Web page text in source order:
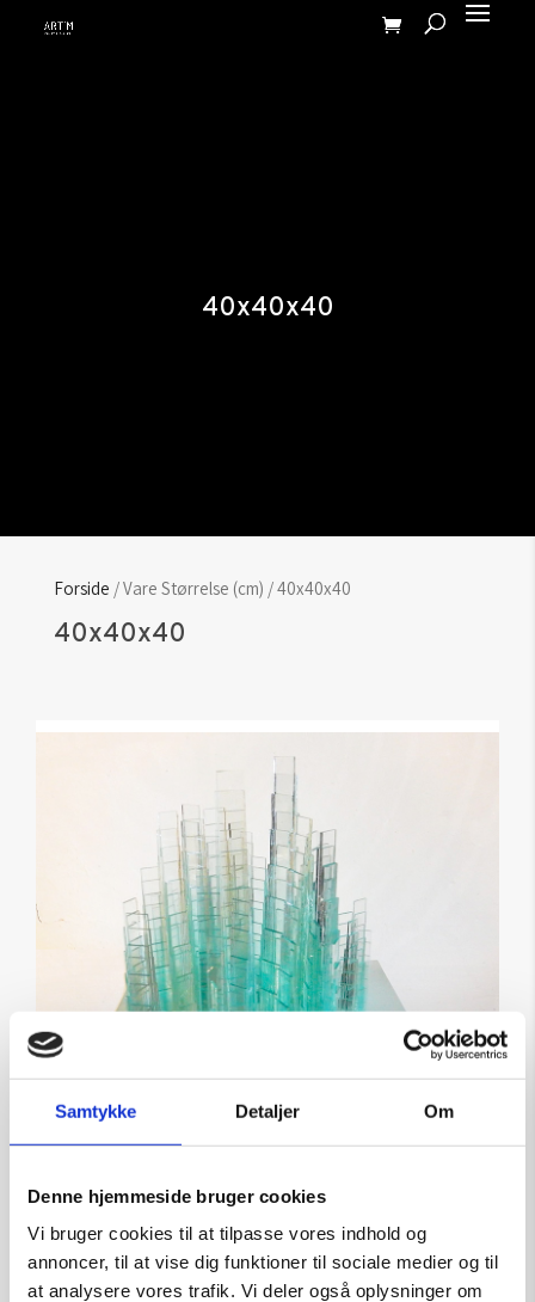
Samtykke Detaljer Om
Denne hjemmeside bruger cookies
Vi bruger cookies til at tilpasse vores indhold og
annoncer, til at vise dig funktioner til sociale medier og til
at analysere vores trafik. Vi deler også oplysninger om
40x40x40
Forside / Vare Størrelse (cm) / 40x40x40
40x40x40
Skulptur af Steffen Tast: Glass city
Kunstner: Steffen Tast
Størrelse: 40x40x40